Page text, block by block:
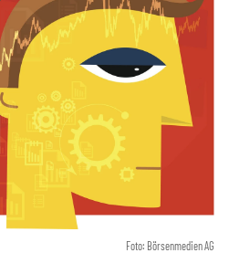
Foto: Börsenmedien AG